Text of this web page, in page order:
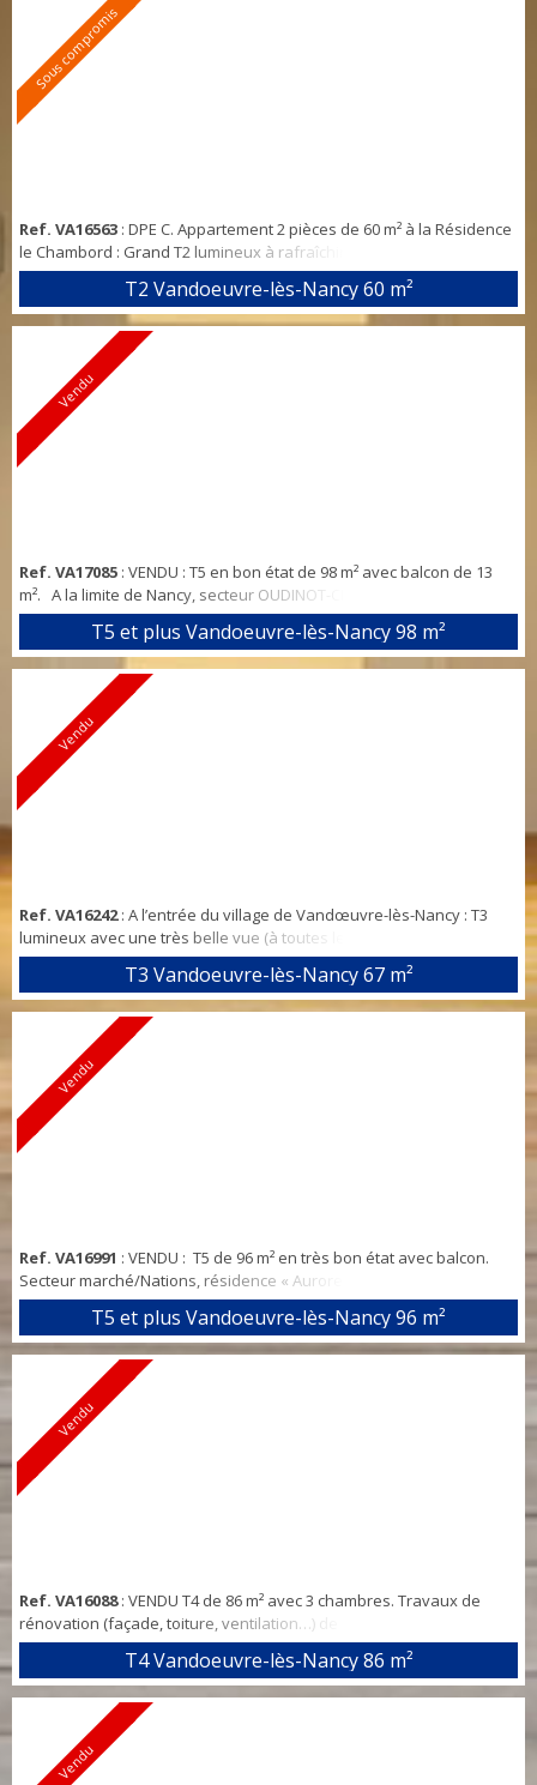
Au 5ème étage a...
Sous compromis
Ref. VA16563 : DPE C. Appartement 2 pièces de 60 m² à la Résidence
le Chambord : Grand T2 lumineux à rafraîchir, séjour avec placard,
cuisine indépendante (possibilité de d’ouvrir sur le séjour),
chambre, dégagement avec placard, salle de douche avec fenêtre
et wc indépendant. Double vitrage et volets roulants. Parking privé
et cave. Toutes les commodités à proximité de la résidence (bus,
commerces, éc...
T2 Vandoeuvre-lès-Nancy60 m²
Vendu
Ref. VA17085 : VENDU : T5 en bon état de 98 m² avec balcon de 13
m². A la limite de Nancy, secteur OUDINOT-CLEMENCEAU-SAURUPT,
au calme de la rue Sainte Colette. Appartement lumineux,
entrée/dégagement avec placard, cuisine aménagée ouverte sur
séjour traversant, 3 chambres avec placards, balcon exposé SUD-
EST accessible depuis le salon et 2 chambres, une SDB avec
fenêtre et un WC indépendant. D...
T5 et plus Vandoeuvre-lès-Nancy98 m²
Vendu
Ref. VA16242: A l’entrée du village de Vandœuvre-lès-Nancy : T3
lumineux avec une très belle vue (à toutes les saisons, voir les
différentes photos) sur les coteaux (jardins, vergers, …) de
Vandœuvre-lès-Nancy : entrée/dégagement, cuisine ouverte sur
séjour (exposés OUEST), 2 chambres (dont une grande avec
placard), SDB, WC séparé et buanderie. Garage au RDC. Chauffage
individuel électrique. Cha...
T3 Vandoeuvre-lès-Nancy67 m²
Vendu
Ref. VA16991 : VENDU : T5 de 96 m² en très bon état avec balcon.
Secteur marché/Nations, résidence « Aurore » : Appartement
lumineux, entrée avec placard, cuisine équipée, séjour double avec
balcon de 10 m²), 3 chambres (4ème possible), dégagement avec
cellier, SDB avec fenêtre et un WC indépendant. Appartement en
très bon état (habitable de suite sans travaux), double vitrage avec
volets électri...
T5 et plus Vandoeuvre-lès-Nancy96 m²
Vendu
Ref. VA16088: VENDU T4 de 86 m² avec 3 chambres. Travaux de
rénovation (façade, toiture, ventilation…) de la résidence déjà
payés par le vendeur. Entre les Nations et la mairie, résidence « les
villes de France » : Appartement lumineux, entrée avec placard,
cuisine avec coin repas, séjour avec loggia vitrée (balcon couvert de
5 m²), 3 chambres, dégagement avec placard, une salle de douche
et un wc in...
T4 Vandoeuvre-lès-Nancy86 m²
Vendu